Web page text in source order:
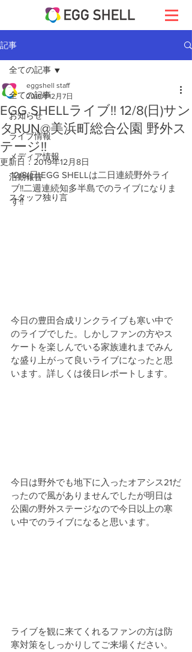
記事
全ての記事
お知らせ
ライブ情報
メディア情報
活動報告
スタッフ独り言
全ての記事
EGG SHELLライブ!! 12/8(日)サン
タRUN@美浜町総合公園 野外ス
テージ!!
eggshell staff
2019年12月7日
更新日： 2019年12月8日
12/8(日)EGG SHELLは二日連続野外ライ
ブ!!二週連続知多半島でのライブになりま
す!!
今日の豊田合成リンクライブも寒い中で
のライブでした。しかしファンの方やス
ケートを楽しんでいる家族連れまでみん
な盛り上がって良いライブになったと思
います。詳しくは後日レポートします。
今日は野外でも地下に入ったオアシス21だ
ったので風がありませんでしたが明日は
公園の野外ステージなので今日以上の寒
い中でのライブになると思います。
ライブを観に来てくれるファンの方は防
寒対策をしっかりしてご来場ください。